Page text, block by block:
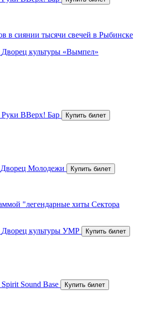
сиянии тысячи свечей в Рыбинске
Дворец культуры «Вымпел»
Руки ВВерх! Бар
Дворец Молодежи
"легендарные хиты Сектора
Дворец культуры УМР
Spirit Sound Base